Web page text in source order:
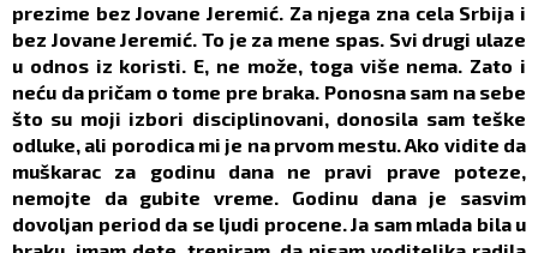
prezime bez Jovane Jeremić. Za njega zna cela Srbija i
bez Jovane Jeremić. To je za mene spas. Svi drugi ulaze
u odnos iz koristi. E, ne može, toga više nema. Zato i
neću da pričam o tome pre braka. Ponosna sam na sebe
što su moji izbori disciplinovani, donosila sam teške
odluke, ali porodica mi je na prvom mestu. Ako vidite da
muškarac za godinu dana ne pravi prave poteze,
nemojte da gubite vreme. Godinu dana je sasvim
dovoljan period da se ljudi procene. Ja sam mlada bila u